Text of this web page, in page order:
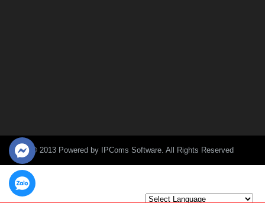
© 2013 Powered by IPComs Software. All Rights Reserved